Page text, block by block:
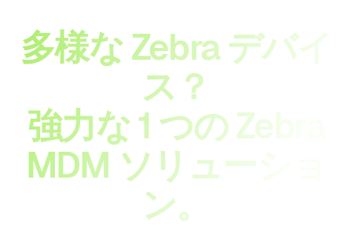
多様な Zebra デバイ
ス？
強力な 1 つの Zebra
MDM ソリューショ
ン。